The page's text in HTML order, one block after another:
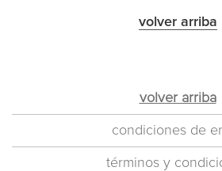
volver arriba
volver arriba
condiciones de
términos y